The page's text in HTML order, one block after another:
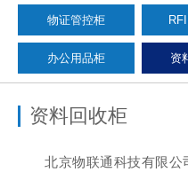
物证管控柜
办公用品柜 资
资料回收柜
北京物联通科技有限公